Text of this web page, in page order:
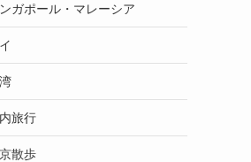
ガポール・マレーシア
旅行
散歩